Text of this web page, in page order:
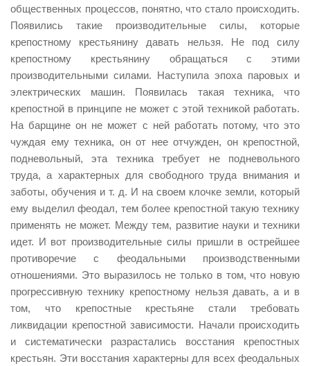
общественных процессов, понятно, что стало происходить.
Появились такие производительные силы, которые
крепостному крестьянину давать нельзя. Не под силу
крепостному крестьянину обращаться с этими
производительными силами. Наступила эпоха паровых и
электрических машин. Появилась такая техника, что
крепостной в принципе не может с этой техникой работать.
На барщине он не может с ней работать потому, что это
чуждая ему техника, он от нее отчужден, он крепостной,
подневольный, эта техника требует не подневольного
труда, а характерных для свободного труда внимания и
заботы, обучения и т. д. И на своем клочке земли, который
ему выделил феодал, тем более крепостной такую технику
применять не может. Между тем, развитие науки и техники
идет. И вот производительные силы пришли в острейшее
противоречие с феодальными производственными
отношениями. Это выразилось не только в том, что новую
прогрессивную технику крепостному нельзя давать, а и в
том, что крепостные крестьяне стали требовать
ликвидации крепостной зависимости. Начали происходить
и систематически разрастались восстания крепостных
крестьян. Эти восстания характерны для всех феодальных